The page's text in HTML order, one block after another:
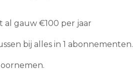
al gauw €100 per jaar
bij alles in 1 abonnementen.